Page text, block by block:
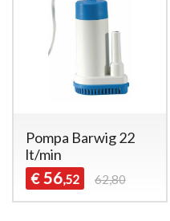
Pompa Barwig 22
lt/min
€ 56,52 62,80